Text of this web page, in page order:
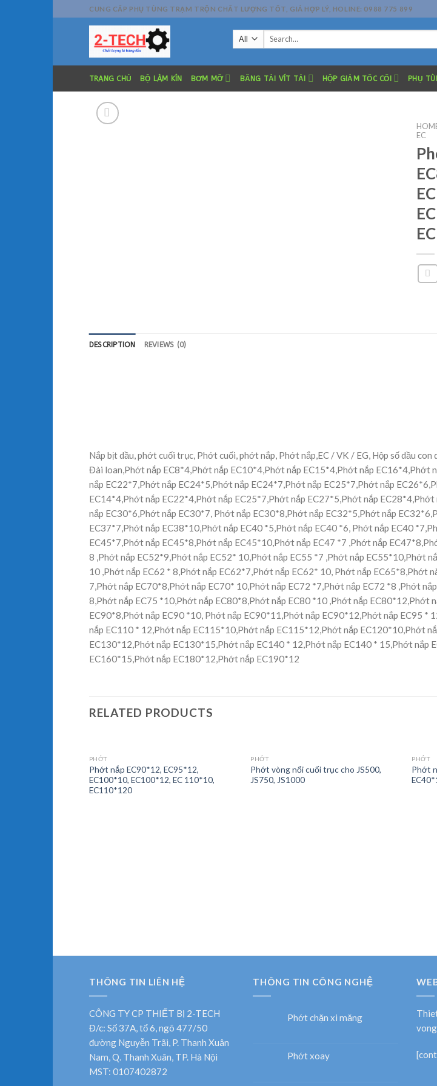
to
CUNG CẤP PHỤ TÙNG TRẠM TRỘN CHẤT LƯỢNG TỐT, GIÁ HỢP LÝ, HOLINE: 0988 775 899
Search
TRANG CHỦ BỘ LÀM KÍN BƠM MỠ BĂNG TẢI VÍT TẢI HỘP GIẢM TỐC CỐI PHỤ
EC
DESCRIPTION REVIEWS (0)
Nắp bịt dầu, phớt cuối trục, Phớt cuối, phớt nắp, Phớt nắp,EC / VK / EG, Hộp số dầu
Đài loan,Phớt nắp EC8*4,Phớt nắp EC10*4,Phớt nắp EC15*4,Phớt nắp
nắp EC22*7,Phớt nắp EC24*5,Phớt nắp EC24*7,Phớt nắp EC25*7,Phớt nắp
EC14*4,Phớt nắp EC22*4,Phớt nắp EC25*7,Phớt nắp EC27*5,Phớt nắp
nắp EC30*6,Phớt nắp EC30*7, Phớt nắp EC30*8,Phớt nắp EC32*5,Phớt nắp
EC37*7,Phớt nắp EC38*10,Phớt nắp EC40 *5,Phớt nắp EC40 *6, Phớt nắp EC40
EC45*7,Phớt nắp EC45*8,Phớt nắp EC45*10,Phớt nắp EC47 *7 ,Phớt nắp
8 ,Phớt nắp EC52*9,Phớt nắp EC52* 10,Phớt nắp EC55 *7 ,Phớt nắp EC55*10,Phớt
10 ,Phớt nắp EC62 * 8,Phớt nắp EC62*7,Phớt nắp EC62* 10, Phớt nắp EC65*8,Phớt
7,Phớt nắp EC70*8,Phớt nắp EC70* 10,Phớt nắp EC72 *7,Phớt nắp EC72 *8 ,Phớt
8,Phớt nắp EC75 *10,Phớt nắp EC80*8,Phớt nắp EC80 *10 ,Phớt nắp EC80*12,Phớt
EC90*8,Phớt nắp EC90 *10, Phớt nắp EC90*11,Phớt nắp EC90*12,Phớt nắp EC95
nắp EC110 * 12,Phớt nắp EC115*10,Phớt nắp EC115*12,Phớt nắp EC120*10,Phớt
EC130*12,Phớt nắp EC130*15,Phớt nắp EC140 * 12,Phớt nắp EC140 * 15,Phớt
EC160*15,Phớt nắp EC180*12,Phớt nắp EC190*12
RELATED PRODUCTS
PHỚT
Phớt nắp EC90*12, EC95*12,
EC100*10, EC100*12, EC 110*10,
EC110*120
PHỚT
Phớt vòng nổi cuối trục cho JS500,
JS750, JS1000
PHỚT
Phớt
THÔNG TIN LIÊN HỆ
CÔNG TY CP THIẾT BỊ 2-TECH
Đ/c: Số 37A, tổ 6, ngõ 477/50
đường Nguyễn Trãi, P. Thanh Xuân
Nam, Q. Thanh Xuân, TP. Hà Nội
MST: 0107402872
THÔNG TIN CÔNG NGHỆ
Phớt chặn xi măng
Phớt xoay